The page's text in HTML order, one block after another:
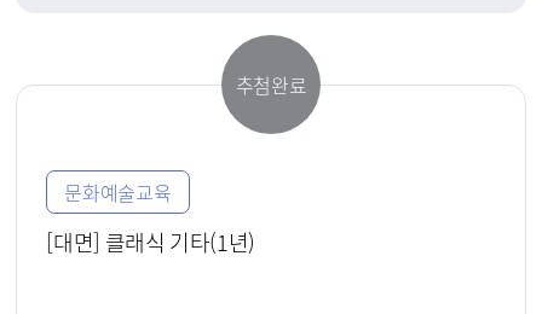
추첨완료
문화예술교육
[대면] 클래식 기타(1년)